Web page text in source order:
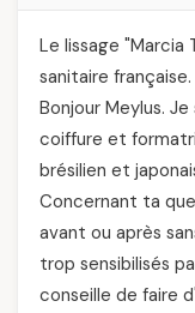
Le lissage
sanitaire française.
Bonjour Meylus.
coiffure et
brésilien et
Concernant ta
avant ou après
trop sensibilisés
conseille de faire